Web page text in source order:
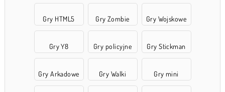
Gry HTML5 Gry Zombie Gry Wojskowe
Gry Y8 Gry policyjne Gry Stickman
Gry Arkadowe Gry Walki Gry mini